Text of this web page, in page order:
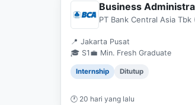
Business
PT Bank Central Asia Tbk
📍 Jakarta Pusat
🎓 S1 💼 Min. Fresh Graduate
Internship Ditutup
🕐 20 hari yang lalu